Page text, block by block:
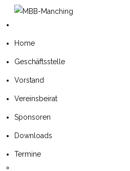
Home
Geschäftsstelle
Vorstand
Vereinsbeirat
Sponsoren
Downloads
Termine